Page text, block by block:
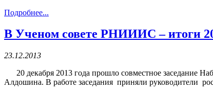
Подробнее...
В Ученом совете РНИИИС – итоги
23.12.2013
20 декабря 2013 года прошло совместное заседание
Алдошина. В работе заседания приняли руководители